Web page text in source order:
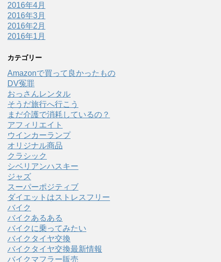
2016年4月
2016年3月
2016年2月
2016年1月
カテゴリー
Amazonで買って良かったもの
DV冤罪
おっさんレンタル
そうだ旅行へ行こう
まだ介護で消耗しているの？
アフィリエイト
ウインカーランプ
オリジナル商品
クラシック
シベリアンハスキー
ジャズ
スーパーポジティブ
ダイエットはストレスフリー
バイク
バイクあるある
バイクに乗ってみたい
バイクタイヤ交換
バイクタイヤ交換最新情報
バイクマフラー販売